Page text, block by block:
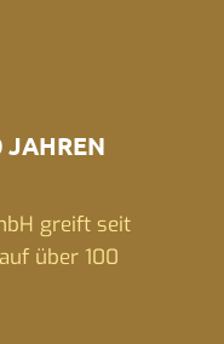
JAHREN
greift seit
über 100